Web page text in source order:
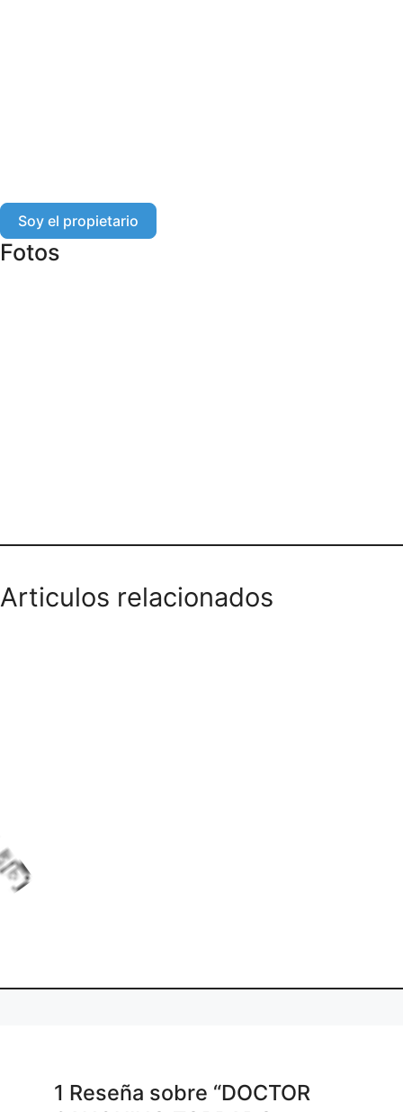
Soy el propietario
Fotos
Articulos relacionados
L
o
a
di
n
g
.
1 Reseña sobre “DOCTOR